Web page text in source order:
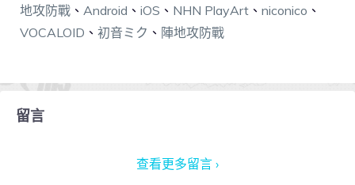
地攻防戰 、 Android 、 iOS 、 NHN PlayArt 、 niconico 、
VOCALOID 、 初音ミク 、 陣地攻防戰
留言
查看更多留言 ›